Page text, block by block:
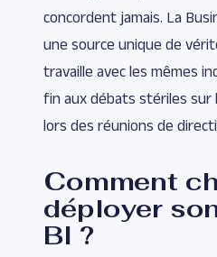
concordent jamais. La
une source unique de
travaille avec les mêmes
fin aux débats stériles sur
lors des réunions de
Comment
déployer
BI ?